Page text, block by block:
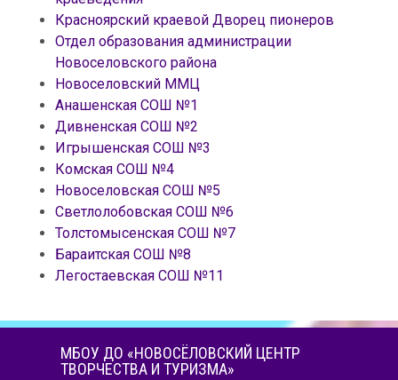
Красноярский краевой Дворец пионеров
Отдел образования администрации
Новоселовского района
Новоселовский ММЦ
Анашенская СОШ №1
Дивненская СОШ №2
Игрышенская СОШ №3
Комская СОШ №4
Новоселовская СОШ №5
Светлолобовская СОШ №6
Толстомысенская СОШ №7
Бараитская СОШ №8
Легостаевская СОШ №11
МБОУ ДО «НОВОСЁЛОВСКИЙ ЦЕНТР
ТВОРЧЕСТВА И ТУРИЗМА»